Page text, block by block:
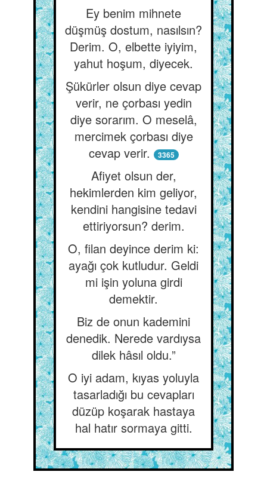
Ey benim mihnete
düşmüş dostum, nasılsın?
Derim. O, elbette iyiyim,
yahut hoşum, diyecek.
Şükürler olsun diye cevap
verir, ne çorbası yedin
diye sorarım. O meselâ,
mercimek çorbası diye
cevap verir.
3365
Afiyet olsun der,
hekimlerden kim geliyor,
kendini hangisine tedavi
ettiriyorsun? derim.
O, filan deyince derim ki:
ayağı çok kutludur. Geldi
mi işin yoluna girdi
demektir.
Biz de onun kademini
denedik. Nerede vardıysa
dilek hâsıl oldu.”
O iyi adam, kıyas yoluyla
tasarladığı bu cevapları
düzüp koşarak hastaya
hal hatır sormaya gitti.